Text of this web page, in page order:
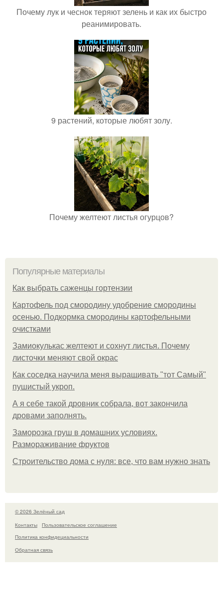
Почему лук и чеснок теряют зелень и как их быстро
реанимировать.
9 растений, которые любят золу.
Почему желтеют листья огурцов?
Популярные материалы
Как выбрать саженцы гортензии
Картофель под смородину удобрение смородины
осенью. Подкормка смородины картофельными
очистками
Замиокулькас желтеют и сохнут листья. Почему
листочки меняют свой окрас
Как соседка научила меня выращивать "тот Самый"
пушистый укроп.
А я себе такой дровник собрала, вот закончила
дровами заполнять.
Заморозка груш в домашних условиях.
Размораживание фруктов
Строительство дома с нуля: все, что вам нужно знать
© 2026 Зелёный сад
Контакты
Пользовательское соглашение
Политика конфидециальности
Обратная связь